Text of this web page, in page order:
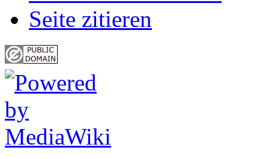
Seite zitieren